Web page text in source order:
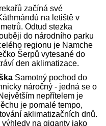
začíná své
na letiště v
Odtud stezka
do národního parku
regionu je Namche
Šerpů vytesané do
den aklimatizace.
Samotný pochod do
náročný - jedná se o
nepřítelem je
je pomalé tempo,
aklimatizačních dnů.
na giganty jako